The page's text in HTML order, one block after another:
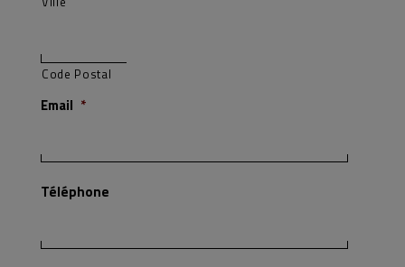
Code Postal
Email *
Téléphone